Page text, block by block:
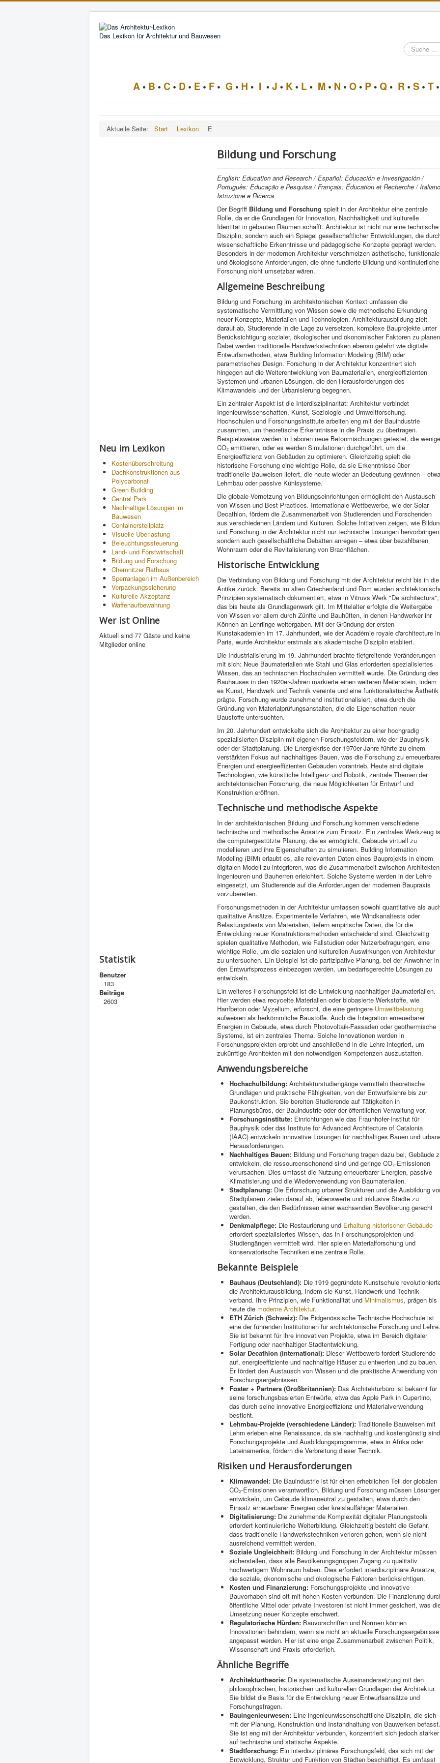
Das Lexikon für Architektur und Bauwesen
Suche
im
A • B • C • D • E • F • G • H • I • J • K • L • M • N • O • P • Q • R • S • T •
Aktuelle Seite: Start Lexikon E
Neu im Lexikon
Kostenüberschreitung
Dachkonstruktionen aus
Polycarbonat
Green Building
Central Park
Nachhaltige Lösungen im
Bauwesen
Containerstellplatz
Visuelle Überlastung
Beleuchtungssteuerung
Land- und Forstwirtschaft
Bildung und Forschung
Chemnitzer Rathaus
Sperranlagen im Außenbereich
Verpackungssicherung
Kulturelle Akzeptanz
Waffenaufbewahrung
Wer ist Online
Aktuell sind 77 Gäste und keine
Mitglieder online
Statistik
Benutzer
183
Beiträge
2603
Bildung und Forschung
English: Education and Research / Español: Educación e Investigación /
Português: Educação e Pesquisa / Français: Éducation et Recherche /
Istruzione e Ricerca
Der Begriff Bildung und Forschung spielt in der Architektur eine zentrale
Rolle, da er die Grundlagen für Innovation, Nachhaltigkeit und kulturelle
Identität in gebauten Räumen schafft. Architektur ist nicht nur eine technische
Disziplin, sondern auch ein Spiegel gesellschaftlicher Entwicklungen, die
wissenschaftliche Erkenntnisse und pädagogische Konzepte geprägt werden.
Besonders in der modernen Architektur verschmelzen ästhetische, funktionale
und ökologische Anforderungen, die ohne fundierte Bildung und kontinuierliche
Forschung nicht umsetzbar wären.
Allgemeine Beschreibung
Bildung und Forschung im architektonischen Kontext umfassen die
systematische Vermittlung von Wissen sowie die methodische Erkundung
neuer Konzepte, Materialien und Technologien. Architekturausbildung zielt
darauf ab, Studierende in die Lage zu versetzen, komplexe Bauprojekte unter
Berücksichtigung sozialer, ökologischer und ökonomischer Faktoren zu
Dabei werden traditionelle Handwerkstechniken ebenso gelehrt wie digitale
Entwurfsmethoden, etwa Building Information Modeling (BIM) oder
parametrisches Design. Forschung in der Architektur konzentriert sich
hingegen auf die Weiterentwicklung von Baumaterialien, energieeffizienten
Systemen und urbanen Lösungen, die den Herausforderungen des
Klimawandels und der Urbanisierung begegnen.
Ein zentraler Aspekt ist die Interdisziplinarität: Architektur verbindet
Ingenieurwissenschaften, Kunst, Soziologie und Umweltforschung.
Hochschulen und Forschungsinstitute arbeiten eng mit der Bauindustrie
zusammen, um theoretische Erkenntnisse in die Praxis zu übertragen.
Beispielsweise werden in Laboren neue Betonmischungen getestet, die
CO₂ emittieren, oder es werden Simulationen durchgeführt, um die
Energieeffizienz von Gebäuden zu optimieren. Gleichzeitig spielt die
historische Forschung eine wichtige Rolle, da sie Erkenntnisse über
traditionelle Bauweisen liefert, die heute wieder an Bedeutung gewinnen – etwa
Lehmbau oder passive Kühlsysteme.
Die globale Vernetzung von Bildungseinrichtungen ermöglicht den Austausch
von Wissen und Best Practices. Internationale Wettbewerbe, wie der Solar
Decathlon, fördern die Zusammenarbeit von Studierenden und Forschenden
aus verschiedenen Ländern und Kulturen. Solche Initiativen zeigen, wie
und Forschung in der Architektur nicht nur technische Lösungen
sondern auch gesellschaftliche Debatten anregen – etwa über bezahlbaren
Wohnraum oder die Revitalisierung von Brachflächen.
Historische Entwicklung
Die Verbindung von Bildung und Forschung mit der Architektur reicht bis in die
Antike zurück. Bereits im alten Griechenland und Rom wurden
Prinzipien systematisch dokumentiert, etwa in Vitruvs Werk "De architectura",
das bis heute als Grundlagenwerk gilt. Im Mittelalter erfolgte die Weitergabe
von Wissen vor allem durch Zünfte und Bauhütten, in denen Handwerker ihr
Können an Lehrlinge weitergaben. Mit der Gründung der ersten
Kunstakademien im 17. Jahrhundert, wie der Académie royale d'architecture in
Paris, wurde Architektur erstmals als akademische Disziplin etabliert.
Die Industrialisierung im 19. Jahrhundert brachte tiefgreifende Veränderungen
mit sich: Neue Baumaterialien wie Stahl und Glas erforderten spezialisiertes
Wissen, das an technischen Hochschulen vermittelt wurde. Die Gründung des
Bauhauses in den 1920er-Jahren markierte einen weiteren Meilenstein, indem
es Kunst, Handwerk und Technik vereinte und eine funktionalistische Ästhetik
prägte. Forschung wurde zunehmend institutionalisiert, etwa durch die
Gründung von Materialprüfungsanstalten, die die Eigenschaften neuer
Baustoffe untersuchten.
Im 20. Jahrhundert entwickelte sich die Architektur zu einer hochgradig
spezialisierten Disziplin mit eigenen Forschungsfeldern, wie der Bauphysik
oder der Stadtplanung. Die Energiekrise der 1970er-Jahre führte zu einem
verstärkten Fokus auf nachhaltiges Bauen, was die Forschung zu
Energien und energieeffizienten Gebäuden vorantrieb. Heute sind digitale
Technologien, wie künstliche Intelligenz und Robotik, zentrale Themen der
architektonischen Forschung, die neue Möglichkeiten für Entwurf und
Konstruktion eröffnen.
Technische und methodische Aspekte
In der architektonischen Bildung und Forschung kommen verschiedene
technische und methodische Ansätze zum Einsatz. Ein zentrales Werkzeug
die computergestützte Planung, die es ermöglicht, Gebäude virtuell zu
modellieren und ihre Eigenschaften zu simulieren. Building Information
Modeling (BIM) erlaubt es, alle relevanten Daten eines Bauprojekts in einem
digitalen Modell zu integrieren, was die Zusammenarbeit zwischen
Ingenieuren und Bauherren erleichtert. Solche Systeme werden in der Lehre
eingesetzt, um Studierende auf die Anforderungen der modernen Baupraxis
vorzubereiten.
Forschungsmethoden in der Architektur umfassen sowohl quantitative als
qualitative Ansätze. Experimentelle Verfahren, wie Windkanaltests oder
Belastungstests von Materialien, liefern empirische Daten, die für die
Entwicklung neuer Konstruktionsmethoden entscheidend sind. Gleichzeitig
spielen qualitative Methoden, wie Fallstudien oder Nutzerbefragungen, eine
wichtige Rolle, um die sozialen und kulturellen Auswirkungen von Architektur
zu untersuchen. Ein Beispiel ist die partizipative Planung, bei der Anwohner in
den Entwurfsprozess einbezogen werden, um bedarfsgerechte Lösungen zu
entwickeln.
Ein weiteres Forschungsfeld ist die Entwicklung nachhaltiger Baumaterialien.
Hier werden etwa recycelte Materialien oder biobasierte Werkstoffe, wie
Hanfbeton oder Myzelium, erforscht, die eine geringere Umweltbelastung
aufweisen als herkömmliche Baustoffe. Auch die Integration erneuerbarer
Energien in Gebäude, etwa durch Photovoltaik-Fassaden oder geothermische
Systeme, ist ein zentrales Thema. Solche Innovationen werden in
Forschungsprojekten erprobt und anschließend in die Lehre integriert, um
zukünftige Architekten mit den notwendigen Kompetenzen auszustatten.
Anwendungsbereiche
Hochschulbildung: Architekturstudiengänge vermitteln theoretische
Grundlagen und praktische Fähigkeiten, von der Entwurfslehre bis zur
Baukonstruktion. Sie bereiten Studierende auf Tätigkeiten in
Planungsbüros, der Bauindustrie oder der öffentlichen Verwaltung vor.
Forschungsinstitute: Einrichtungen wie das Fraunhofer-Institut für
Bauphysik oder das Institute for Advanced Architecture of Catalonia
(IAAC) entwickeln innovative Lösungen für nachhaltiges Bauen und
Herausforderungen.
Nachhaltiges Bauen: Bildung und Forschung tragen dazu bei, Gebäude
entwickeln, die ressourcenschonend sind und geringe CO₂-Emissionen
verursachen. Dies umfasst die Nutzung erneuerbarer Energien, passive
Klimatisierung und die Wiederverwendung von Baumaterialien.
Stadtplanung: Die Erforschung urbaner Strukturen und die Ausbildung
Stadtplanern zielen darauf ab, lebenswerte und inklusive Städte zu
gestalten, die den Bedürfnissen einer wachsenden Bevölkerung gerecht
werden.
Denkmalpflege: Die Restaurierung und Erhaltung historischer Gebäude
erfordert spezialisiertes Wissen, das in Forschungsprojekten und
Studiengängen vermittelt wird. Hier spielen Materialforschung und
konservatorische Techniken eine zentrale Rolle.
Bekannte Beispiele
Bauhaus (Deutschland): Die 1919 gegründete Kunstschule
die Architekturausbildung, indem sie Kunst, Handwerk und Technik
verband. Ihre Prinzipien, wie Funktionalität und Minimalismus, prägen bis
heute die moderne Architektur.
ETH Zürich (Schweiz): Die Eidgenössische Technische Hochschule ist
eine der führenden Institutionen für architektonische Forschung und Lehre.
Sie ist bekannt für ihre innovativen Projekte, etwa im Bereich digitaler
Fertigung oder nachhaltiger Stadtentwicklung.
Solar Decathlon (international): Dieser Wettbewerb fordert Studierende
auf, energieeffiziente und nachhaltige Häuser zu entwerfen und zu bauen.
Er fördert den Austausch von Wissen und die praktische Anwendung von
Forschungsergebnissen.
Foster + Partners (Großbritannien): Das Architekturbüro ist bekannt für
seine forschungsbasierten Entwürfe, etwa das Apple Park in Cupertino,
das durch seine innovative Energieeffizienz und Materialverwendung
besticht.
Lehmbau-Projekte (verschiedene Länder): Traditionelle Bauweisen mit
Lehm erleben eine Renaissance, da sie nachhaltig und kostengünstig
Forschungsprojekte und Ausbildungsprogramme, etwa in Afrika oder
Lateinamerika, fördern die Verbreitung dieser Technik.
Risiken und Herausforderungen
Klimawandel: Die Bauindustrie ist für einen erheblichen Teil der globalen
CO₂-Emissionen verantwortlich. Bildung und Forschung müssen
entwickeln, um Gebäude klimaneutral zu gestalten, etwa durch den
Einsatz erneuerbarer Energien oder kreislauffähiger Materialien.
Digitalisierung: Die zunehmende Komplexität digitaler Planungstools
erfordert kontinuierliche Weiterbildung. Gleichzeitig besteht die Gefahr,
dass traditionelle Handwerkstechniken verloren gehen, wenn sie nicht
ausreichend vermittelt werden.
Soziale Ungleichheit: Bildung und Forschung in der Architektur müssen
sicherstellen, dass alle Bevölkerungsgruppen Zugang zu qualitativ
hochwertigem Wohnraum haben. Dies erfordert interdisziplinäre Ansätze,
die soziale, ökonomische und ökologische Faktoren berücksichtigen.
Kosten und Finanzierung: Forschungsprojekte und innovative
Bauvorhaben sind oft mit hohen Kosten verbunden. Die Finanzierung
öffentliche Mittel oder private Investoren ist nicht immer gesichert, was
Umsetzung neuer Konzepte erschwert.
Regulatorische Hürden: Bauvorschriften und Normen können
Innovationen behindern, wenn sie nicht an aktuelle Forschungsergebnisse
angepasst werden. Hier ist eine enge Zusammenarbeit zwischen Politik,
Wissenschaft und Praxis erforderlich.
Ähnliche Begriffe
Architekturtheorie: Die systematische Auseinandersetzung mit den
philosophischen, historischen und kulturellen Grundlagen der Architektur.
Sie bildet die Basis für die Entwicklung neuer Entwurfsansätze und
Forschungsfragen.
Bauingenieurwesen: Eine ingenieurwissenschaftliche Disziplin, die sich
mit der Planung, Konstruktion und Instandhaltung von Bauwerken befasst.
Sie ist eng mit der Architektur verbunden, konzentriert sich jedoch stärker
auf technische und statische Aspekte.
Stadtforschung: Ein interdisziplinäres Forschungsfeld, das sich mit der
Entwicklung, Struktur und Funktion von Städten beschäftigt. Es umfasst